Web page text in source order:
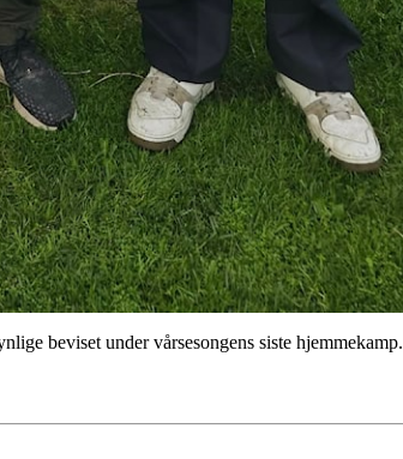
beviset under vårsesongens siste hjemmekamp.